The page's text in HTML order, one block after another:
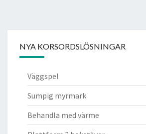
NYA KORSORDSLÖSNINGAR
Väggspel
Sumpig myrmark
Behandla med värme